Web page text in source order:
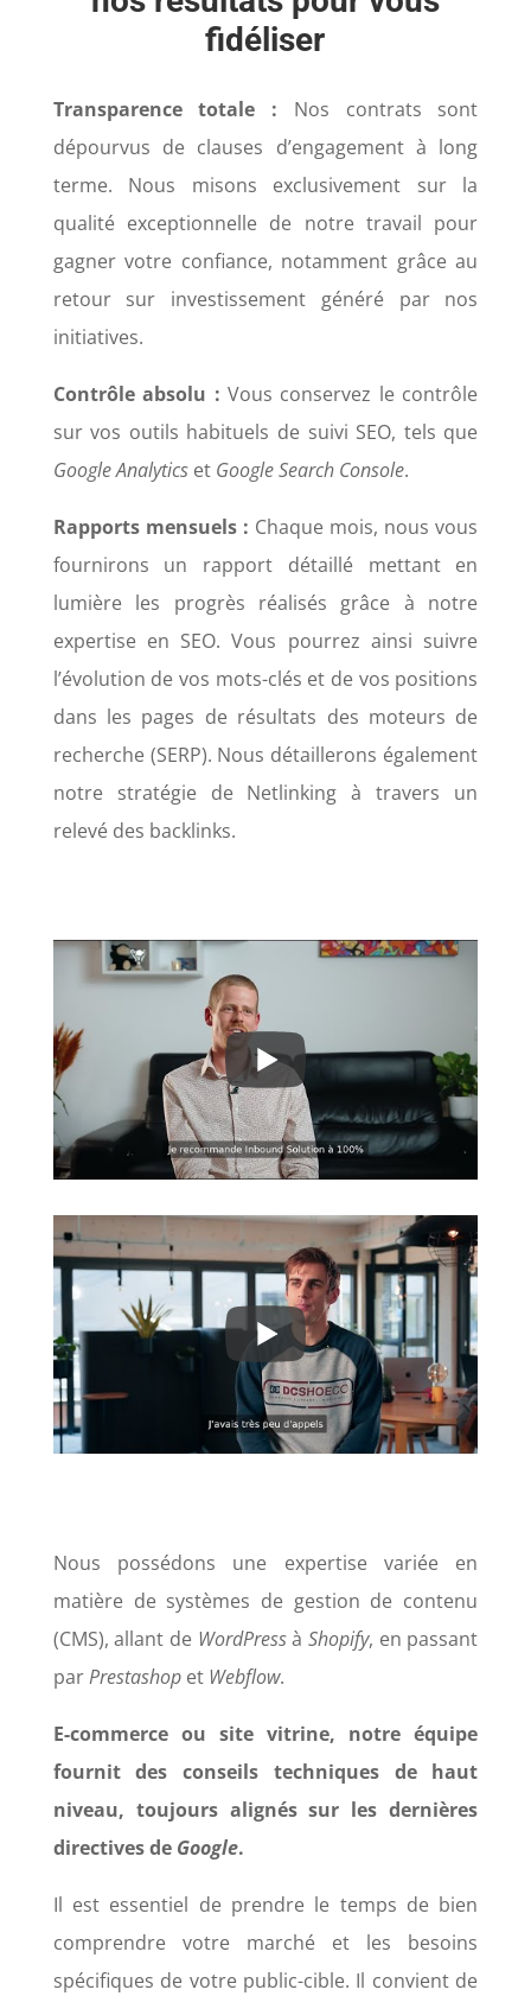
fidéliser
Transparence totale : Nos contrats sont
dépourvus de clauses d’engagement à long
terme. Nous misons exclusivement sur la
qualité exceptionnelle de notre travail pour
gagner votre confiance, notamment grâce au
retour sur investissement généré par nos
initiatives.
Contrôle absolu : Vous conservez le contrôle
sur vos outils habituels de suivi SEO, tels que
Google Analyticset Google Search Console.
Rapports mensuels : Chaque mois, nous vous
fournirons un rapport détaillé mettant en
lumière les progrès réalisés grâce à notre
expertise en SEO. Vous pourrez ainsi suivre
l’évolution de vos mots-clés et de vos positions
dans les pages de résultats des moteurs de
recherche (SERP). Nous détaillerons également
notre stratégie de Netlinking à travers un
relevé des backlinks.
Nous possédons une expertise variée en
matière de systèmes de gestion de contenu
(CMS), allant de WordPressà Shopify, en passant
parPrestashopet Webflow.
E-commerce ou site vitrine, notre équipe
fournit des conseils techniques de haut
niveau, toujours alignés sur les dernières
directives de Google.
Il est essentiel de prendre le temps de bien
comprendre votre marché et les besoins
spécifiques de votre public-cible. Il convient de